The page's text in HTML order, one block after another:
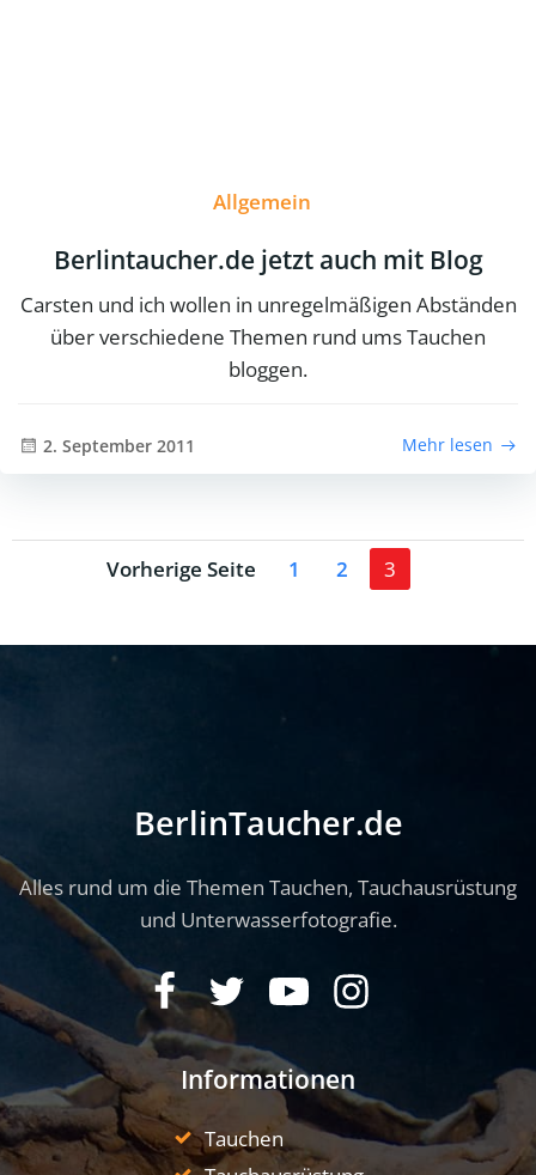
Allgemein
Berlintaucher.de jetzt auch mit Blog
Carsten und ich wollen in unregelmäßigen Abständen
über verschiedene Themen rund ums Tauchen
bloggen.
2. September 2011 Mehr lesen
Posts
Vorherige Seite
Posts
Page
1 Page
2 Page
3
BerlinTaucher.de
Alles rund um die Themen Tauchen, Tauchausrüstung
und Unterwasserfotografie.
Informationen
Tauchen